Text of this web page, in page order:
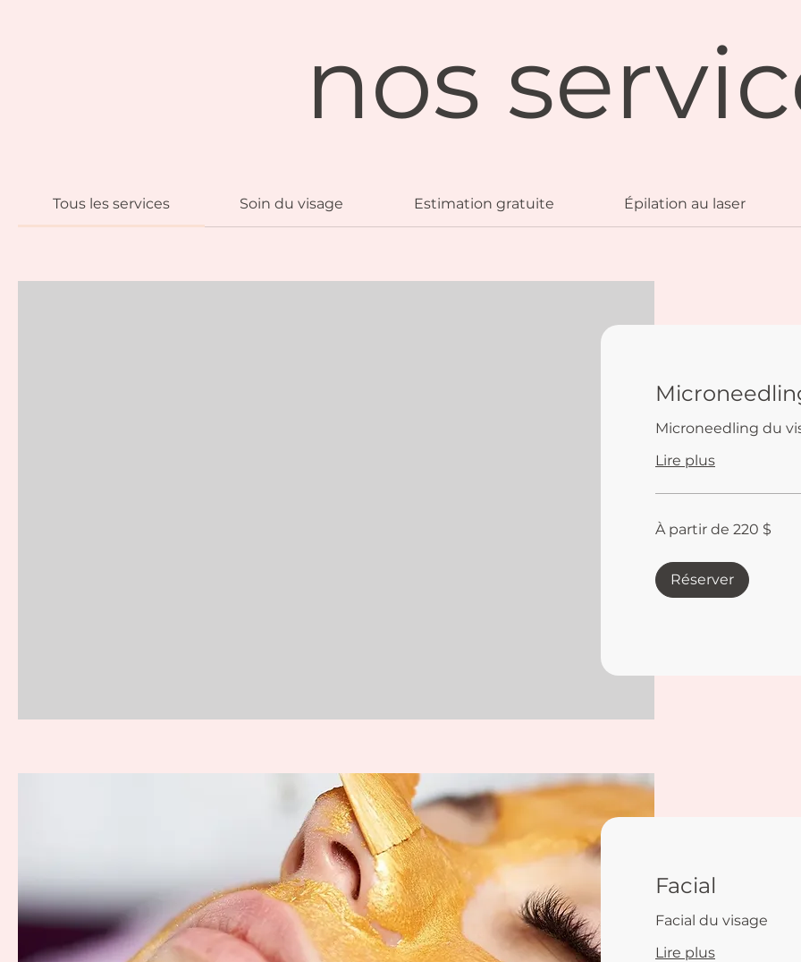
nos
Tous les services Soin du visage Estimation gratuite Épilation au laser
Microneedling du
Lire plus
À
partir
À partir de 220 $
Réserver
Facial
Facial du visage
Lire plus